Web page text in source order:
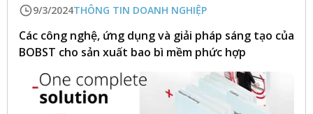
9/3/2024THÔNG TIN DOANH NGHIỆP
Các công nghệ, ứng dụng và giải pháp sáng tạo của
BOBST cho sản xuất bao bì mềm phức hợp